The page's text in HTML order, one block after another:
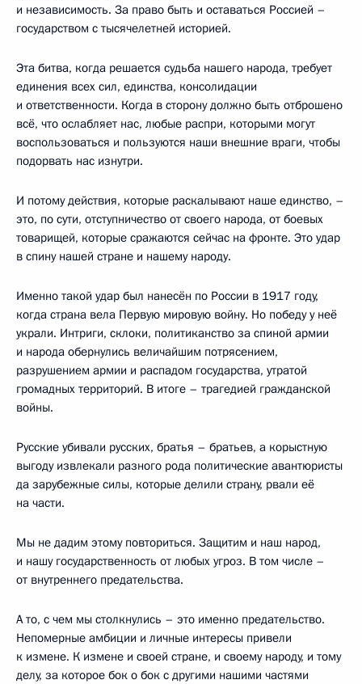
и независимость. За право быть и оставаться Россией –
государством с тысячелетней историей.
Эта битва, когда решается судьба нашего народа, требует
единения всех сил, единства, консолидации
и ответственности. Когда в сторону должно быть отброшено
всё, что ослабляет нас, любые распри, которыми могут
воспользоваться и пользуются наши внешние враги, чтобы
подорвать нас изнутри.
И потому действия, которые раскалывают наше единство, –
это, по сути, отступничество от своего народа, от боевых
товарищей, которые сражаются сейчас на фронте. Это удар
в спину нашей стране и нашему народу.
Именно такой удар был нанесён по России в 1917 году,
когда страна вела Первую мировую войну. Но победу у неё
украли. Интриги, склоки, политиканство за спиной армии
и народа обернулись величайшим потрясением,
разрушением армии и распадом государства, утратой
громадных территорий. В итоге – трагедией гражданской
войны.
Русские убивали русских, братья – братьев, а корыстную
выгоду извлекали разного рода политические авантюристы
да зарубежные силы, которые делили страну, рвали её
на части.
Мы не дадим этому повториться. Защитим и наш народ,
и нашу государственность от любых угроз. В том числе –
от внутреннего предательства.
А то, с чем мы столкнулись – это именно предательство.
Непомерные амбиции и личные интересы привели
к измене. К измене и своей стране, и своему народу, и тому
делу, за которое бок о бок с другими нашими частями